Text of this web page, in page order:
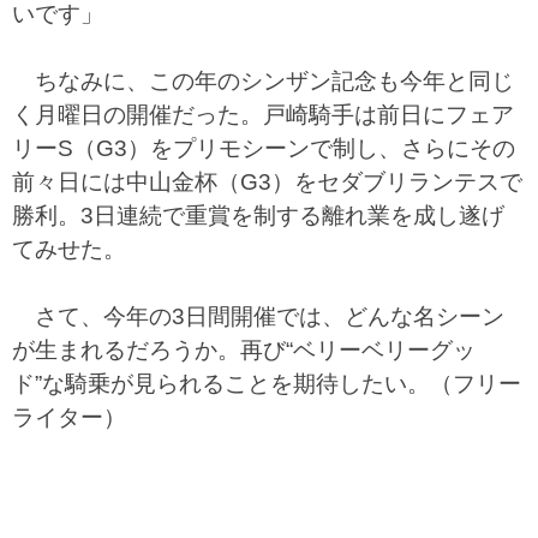
いです」
ちなみに、この年のシンザン記念も今年と同じ
く月曜日の開催だった。戸崎騎手は前日にフェア
リーS（G3）をプリモシーンで制し、さらにその
前々日には中山金杯（G3）をセダブリランテスで
勝利。3日連続で重賞を制する離れ業を成し遂げ
てみせた。
さて、今年の3日間開催では、どんな名シーン
が生まれるだろうか。再び“ベリーベリーグッ
ド”な騎乗が見られることを期待したい。（フリー
ライター）